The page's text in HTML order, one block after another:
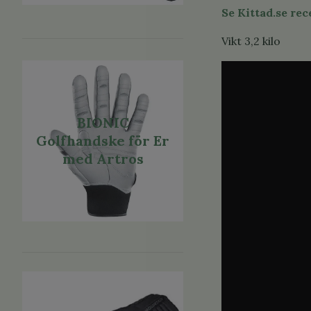
BIONIC
Golfhandske för Er
med Artros
Se Kittad.se
Vikt 3,2 kilo